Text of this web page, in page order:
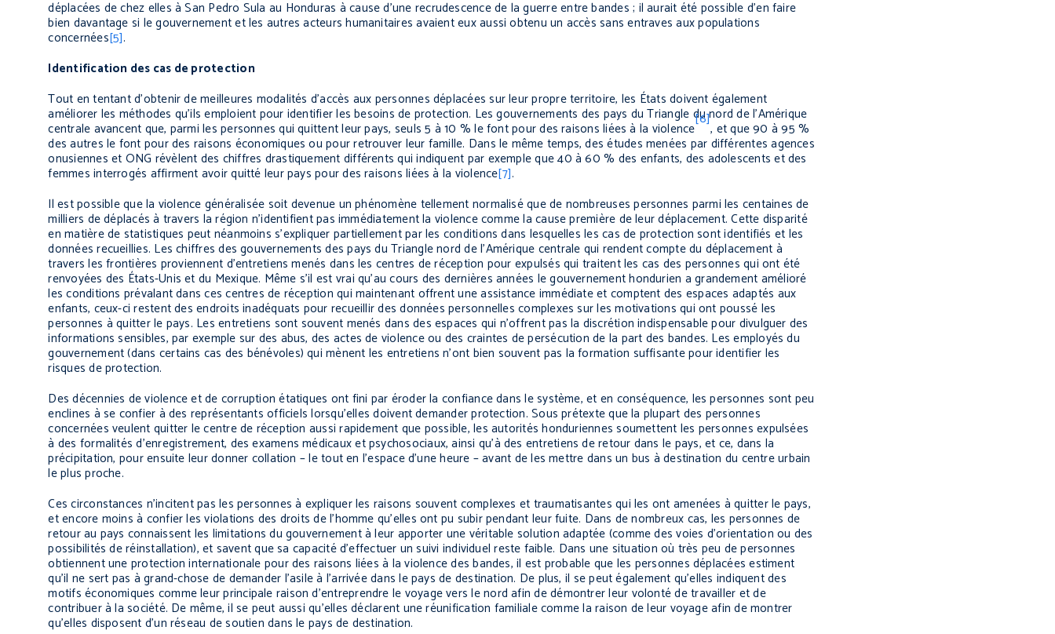
déplacées de chez elles à San Pedro Sula au Honduras à cause d’une recrudescence de la guerre entre bandes ; il aurait été possible d’en faire
bien davantage si le gouvernement et les autres acteurs humanitaires avaient eux aussi obtenu un accès sans entraves aux populations
concernées[5].
Identification des cas de protection
Tout en tentant d’obtenir de meilleures modalités d’accès aux personnes déplacées sur leur propre territoire, les États doivent également
améliorer les méthodes qu’ils emploient pour identifier les besoins de protection. Les gouvernements des pays du Triangle du nord de l’Amérique
centrale avancent que, parmi les personnes qui quittent leur pays, seuls 5 à 10 % le font pour des raisons liées à la violence[6], et que 90 à 95 %
des autres le font pour des raisons économiques ou pour retrouver leur famille. Dans le même temps, des études menées par différentes agences
onusiennes et ONG révèlent des chiffres drastiquement différents qui indiquent par exemple que 40 à 60 % des enfants, des adolescents et des
femmes interrogés affirment avoir quitté leur pays pour des raisons liées à la violence[7].
Il est possible que la violence généralisée soit devenue un phénomène tellement normalisé que de nombreuses personnes parmi les centaines de
milliers de déplacés à travers la région n’identifient pas immédiatement la violence comme la cause première de leur déplacement. Cette disparité
en matière de statistiques peut néanmoins s’expliquer partiellement par les conditions dans lesquelles les cas de protection sont identifiés et les
données recueillies. Les chiffres des gouvernements des pays du Triangle nord de l’Amérique centrale qui rendent compte du déplacement à
travers les frontières proviennent d’entretiens menés dans les centres de réception pour expulsés qui traitent les cas des personnes qui ont été
renvoyées des États-Unis et du Mexique. Même s’il est vrai qu’au cours des dernières années le gouvernement hondurien a grandement amélioré
les conditions prévalant dans ces centres de réception qui maintenant offrent une assistance immédiate et comptent des espaces adaptés aux
enfants, ceux-ci restent des endroits inadéquats pour recueillir des données personnelles complexes sur les motivations qui ont poussé les
personnes à quitter le pays. Les entretiens sont souvent menés dans des espaces qui n’offrent pas la discrétion indispensable pour divulguer des
informations sensibles, par exemple sur des abus, des actes de violence ou des craintes de persécution de la part des bandes. Les employés du
gouvernement (dans certains cas des bénévoles) qui mènent les entretiens n’ont bien souvent pas la formation suffisante pour identifier les
risques de protection.
Des décennies de violence et de corruption étatiques ont fini par éroder la confiance dans le système, et en conséquence, les personnes sont peu
enclines à se confier à des représentants officiels lorsqu’elles doivent demander protection. Sous prétexte que la plupart des personnes
concernées veulent quitter le centre de réception aussi rapidement que possible, les autorités honduriennes soumettent les personnes expulsées
à des formalités d’enregistrement, des examens médicaux et psychosociaux, ainsi qu’à des entretiens de retour dans le pays, et ce, dans la
précipitation, pour ensuite leur donner collation – le tout en l’espace d’une heure – avant de les mettre dans un bus à destination du centre urbain
le plus proche.
Ces circonstances n’incitent pas les personnes à expliquer les raisons souvent complexes et traumatisantes qui les ont amenées à quitter le pays,
et encore moins à confier les violations des droits de l’homme qu’elles ont pu subir pendant leur fuite. Dans de nombreux cas, les personnes de
retour au pays connaissent les limitations du gouvernement à leur apporter une véritable solution adaptée (comme des voies d’orientation ou des
possibilités de réinstallation), et savent que sa capacité d’effectuer un suivi individuel reste faible. Dans une situation où très peu de personnes
obtiennent une protection internationale pour des raisons liées à la violence des bandes, il est probable que les personnes déplacées estiment
qu’il ne sert pas à grand-chose de demander l’asile à l’arrivée dans le pays de destination. De plus, il se peut également qu’elles indiquent des
motifs économiques comme leur principale raison d’entreprendre le voyage vers le nord afin de démontrer leur volonté de travailler et de
contribuer à la société. De même, il se peut aussi qu’elles déclarent une réunification familiale comme la raison de leur voyage afin de montrer
qu’elles disposent d’un réseau de soutien dans le pays de destination.